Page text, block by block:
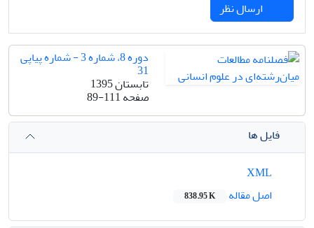
دوره 8، شماره 3 - شماره پیاپی
31
تابستان 1395
صفحه89-111
فایل ها
اصل مقاله
838.95 K